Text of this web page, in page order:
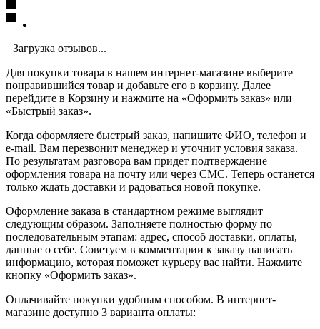
Загрузка отзывов...
Для покупки товара в нашем интернет-магазине выберите
понравившийся товар и добавьте его в корзину. Далее
перейдите в Корзину и нажмите на «Оформить заказ» или
«Быстрый заказ».
Когда оформляете быстрый заказ, напишите ФИО, телефон и
e-mail. Вам перезвонит менеджер и уточнит условия заказа.
По результатам разговора вам придет подтверждение
оформления товара на почту или через СМС. Теперь останется
только ждать доставки и радоваться новой покупке.
Оформление заказа в стандартном режиме выглядит
следующим образом. Заполняете полностью форму по
последовательным этапам: адрес, способ доставки, оплаты,
данные о себе. Советуем в комментарии к заказу написать
информацию, которая поможет курьеру вас найти. Нажмите
кнопку «Оформить заказ».
Оплачивайте покупки удобным способом. В интернет-
магазине доступно 3 варианта оплаты: